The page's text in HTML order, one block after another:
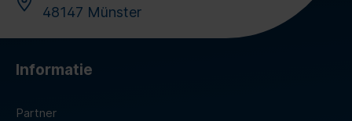
48147 Münster
Informatie
Partner